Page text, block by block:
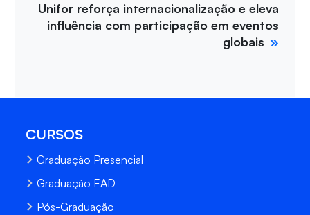
Unifor reforça internacionalização e eleva
influência com participação em eventos
globais
CURSOS
Graduação Presencial
Graduação EAD
Pós-Graduação